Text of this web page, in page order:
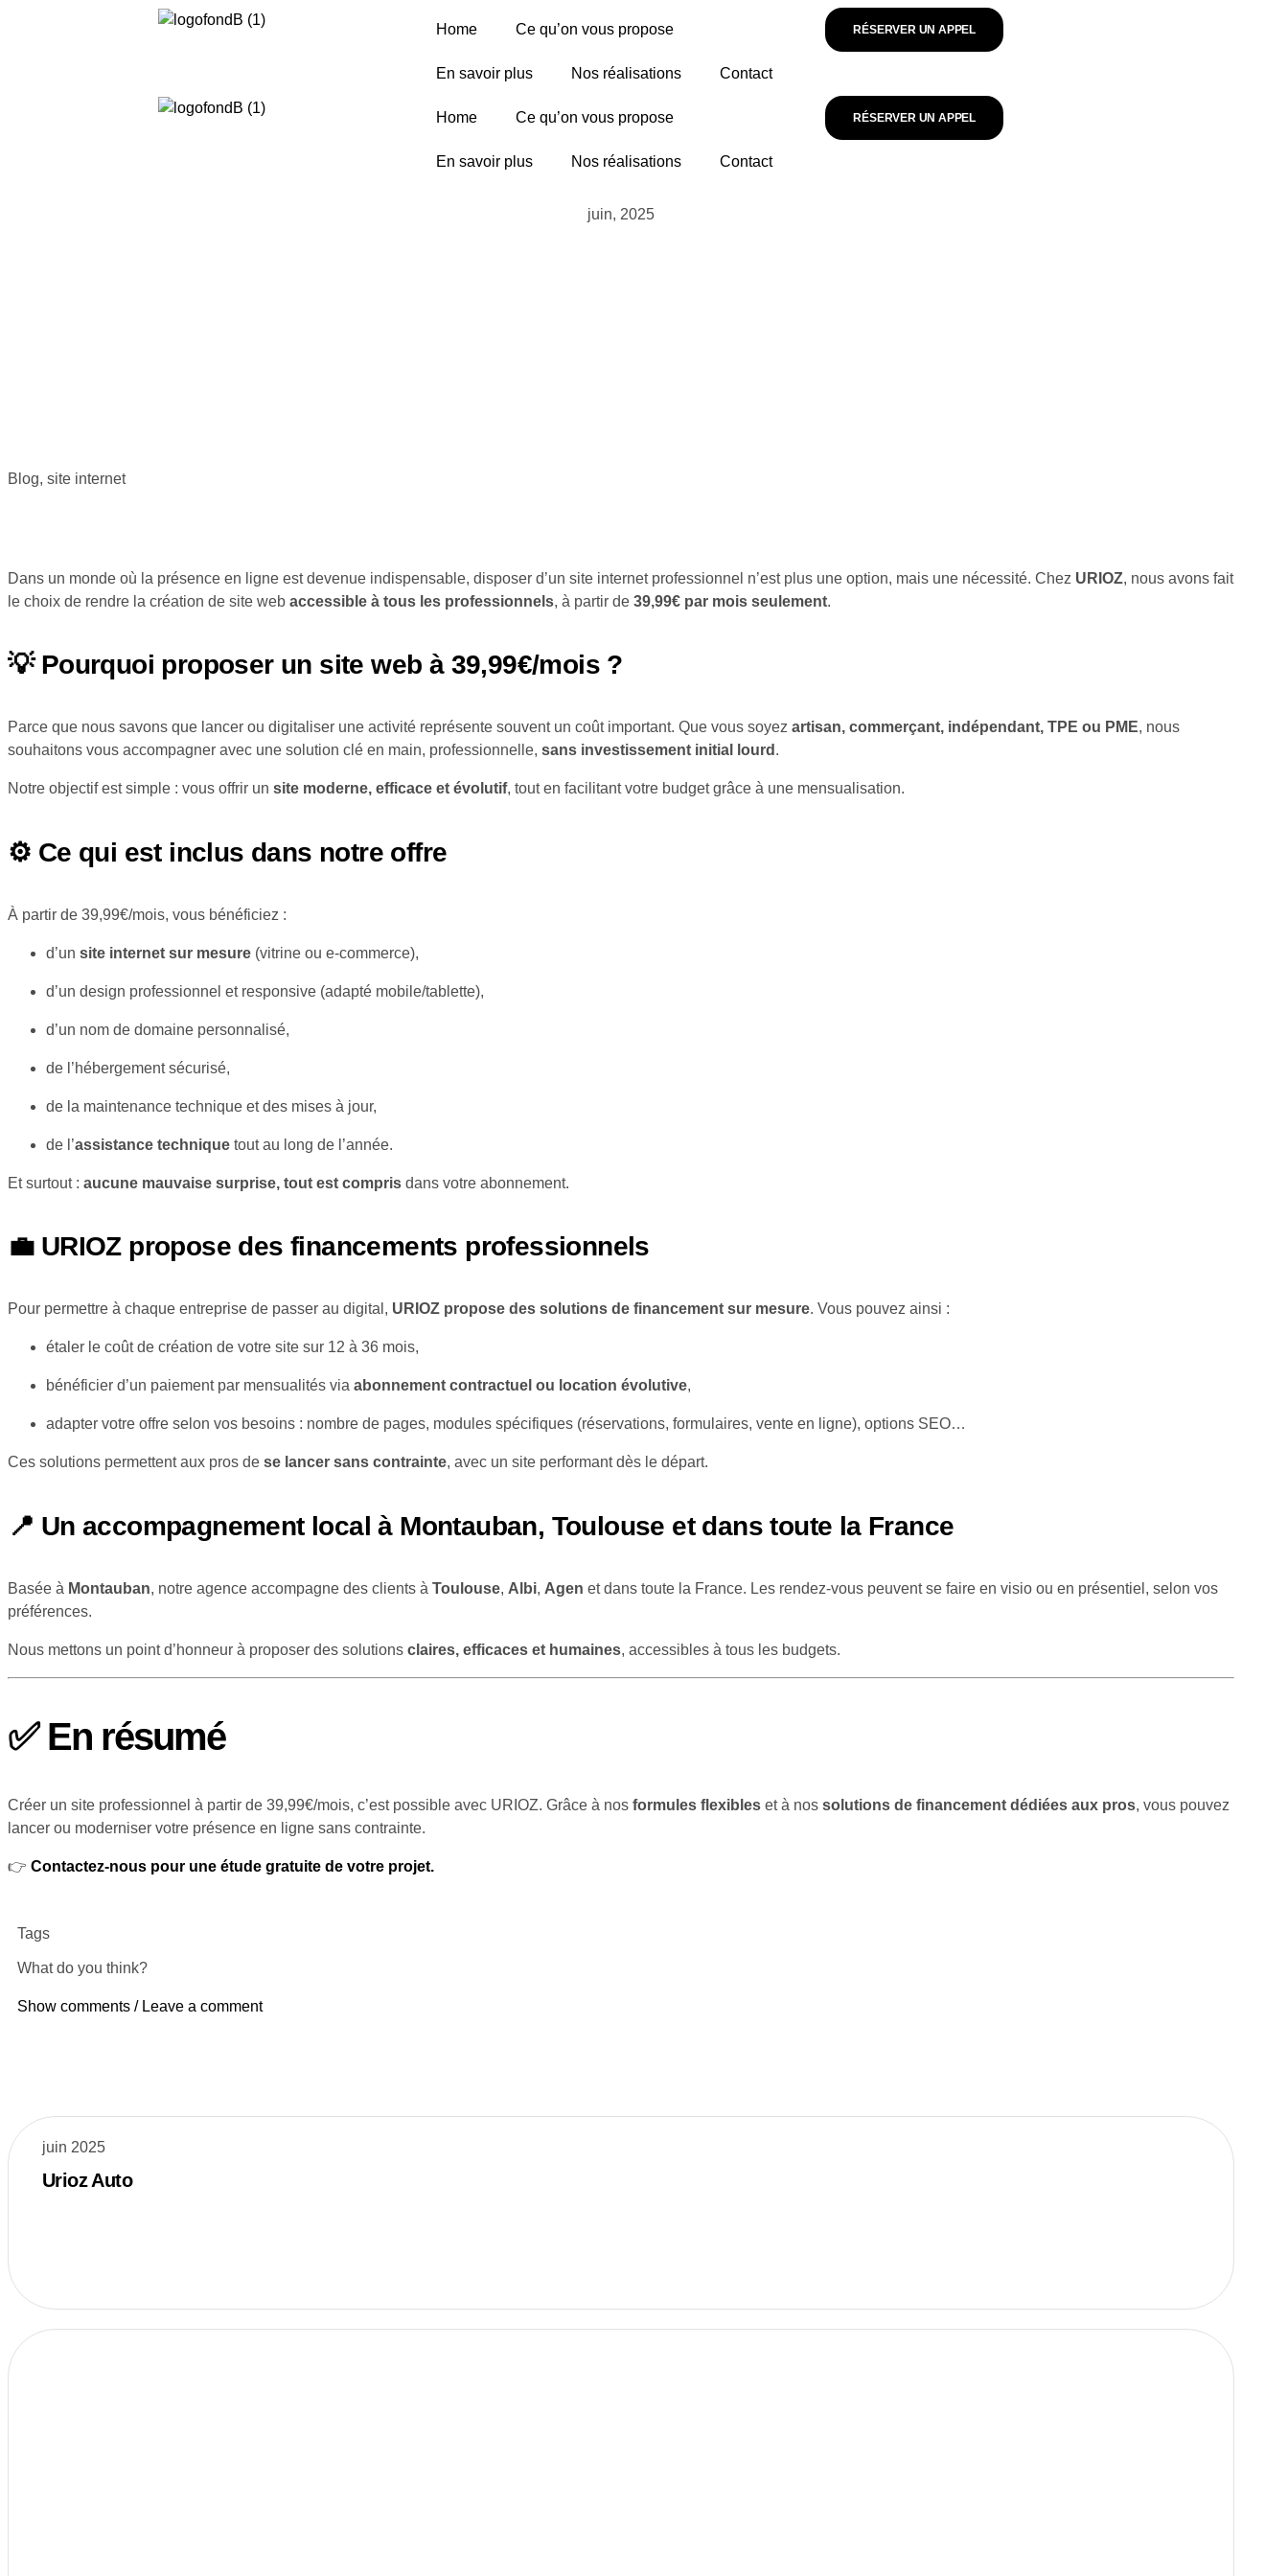
Home Ce qu’on vous propose
En savoir plus Nos réalisations Contact
RÉSERVER UN APPEL
Home Ce qu’on vous propose
En savoir plus Nos réalisations Contact
RÉSERVER UN APPEL
juin, 2025
Blog, site internet
Dans un monde où la présence en ligne est devenue indispensable, disposer d’un site internet professionnel n’est plus une option, mais une nécessité. Chez URIOZ, nous avons fait
le choix de rendre la création de site web accessible à tous les professionnels, à partir de 39,99€ par mois seulement.
💡 Pourquoi proposer un site web à 39,99€/mois ?
Parce que nous savons que lancer ou digitaliser une activité représente souvent un coût important. Que vous soyez artisan, commerçant, indépendant, TPE ou PME, nous
souhaitons vous accompagner avec une solution clé en main, professionnelle, sans investissement initial lourd .
Notre objectif est simple : vous offrir un site moderne, efficace et évolutif, tout en facilitant votre budget grâce à une mensualisation.
⚙️ Ce qui est inclus dans notre offre
À partir de 39,99€/mois, vous bénéficiez :
d’un site internet sur mesure (vitrine ou e-commerce),
d’un design professionnel et responsive (adapté mobile/tablette),
d’un nom de domaine personnalisé,
de l’hébergement sécurisé,
de la maintenance technique et des mises à jour,
de l’assistance technique tout au long de l’année.
Et surtout : aucune mauvaise surprise, tout est compris dans votre abonnement.
💼 URIOZ propose des financements professionnels
Pour permettre à chaque entreprise de passer au digital, URIOZ propose des solutions de financement sur mesure. Vous pouvez ainsi :
étaler le coût de création de votre site sur 12 à 36 mois,
bénéficier d’un paiement par mensualités via abonnement contractuel ou location évolutive,
adapter votre offre selon vos besoins : nombre de pages, modules spécifiques (réservations, formulaires, vente en ligne), options SEO…
Ces solutions permettent aux pros de se lancer sans contrainte, avec un site performant dès le départ.
📍 Un accompagnement local à Montauban, Toulouse et dans toute la France
Basée à Montauban, notre agence accompagne des clients à Toulouse, Albi, Agen et dans toute la France. Les rendez-vous peuvent se faire en visio ou en présentiel, selon vos
préférences.
Nous mettons un point d’honneur à proposer des solutions claires, efficaces et humaines, accessibles à tous les budgets.
✅ En résumé
Créer un site professionnel à partir de 39,99€/mois, c’est possible avec URIOZ. Grâce à nos formules flexibles et à nos solutions de financement dédiées aux pros, vous pouvez
lancer ou moderniser votre présence en ligne sans contrainte.
👉 Contactez-nous pour une étude gratuite de votre projet.
Tags
What do you think?
Show comments / Leave a comment
juin 2025
Urioz Auto